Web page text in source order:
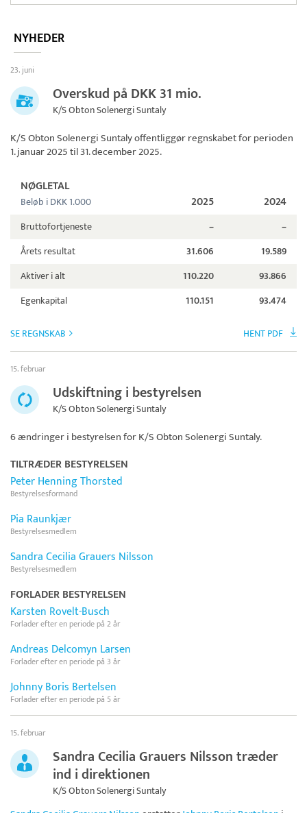
NYHEDER
23. juni
Overskud på DKK 31 mio.
K/S Obton Solenergi Suntaly
K/S Obton Solenergi Suntalyoffentliggør regnskabet for perioden
1. januar 2025 til 31. december 2025.
NØGLETAL
Beløb i DKK 1.000 2025 2024
Bruttofortjeneste –
–
Årets resultat
31.606
19.589
Aktiver i alt
110.220
93.866
Egenkapital
110.151 93.474
SE REGNSKAB HENT PDF
15. februar
Udskiftning i bestyrelsen
K/S Obton Solenergi Suntaly
6 ændringer i bestyrelsen forK/S Obton Solenergi Suntaly.
TILTRÆDER BESTYRELSEN
Peter Henning Thorsted
Bestyrelsesformand
Pia Raunkjær
Bestyrelsesmedlem
Sandra Cecilia Grauers Nilsson
Bestyrelsesmedlem
FORLADER BESTYRELSEN
Karsten Rovelt-Busch
Forlader efter en periode på 2 år
Andreas Delcomyn Larsen
Forlader efter en periode på 3 år
Johnny Boris Bertelsen
Forlader efter en periode på 5 år
15. februar
Sandra Cecilia Grauers Nilsson træder
ind i direktionen
K/S Obton Solenergi Suntaly